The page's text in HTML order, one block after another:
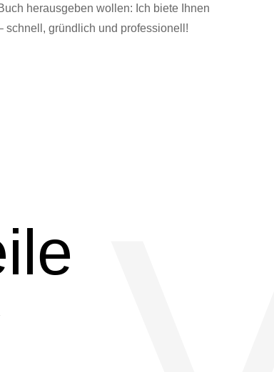
herausgeben wollen: Ich biete Ihnen
schnell, gründlich und professionell!